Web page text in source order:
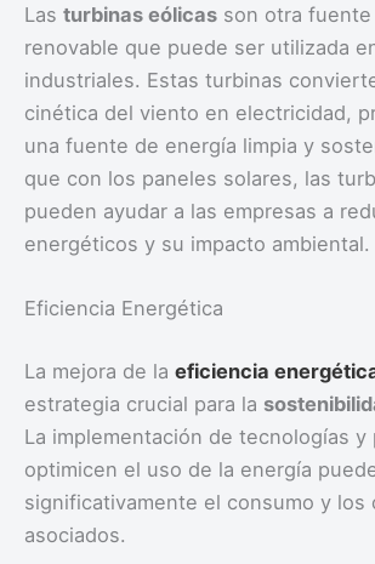
Las turbinas eólicas son otra
renovable que puede ser utilizada
industriales. Estas turbinas
cinética del viento en electricidad,
una fuente de energía limpia y
que con los paneles solares, las
pueden ayudar a las empresas a
energéticos y su impacto ambiental.
Eficiencia Energética
La mejora de la eficiencia
estrategia crucial para la
La implementación de tecnologías y
optimicen el uso de la energía
significativamente el consumo y los
asociados.